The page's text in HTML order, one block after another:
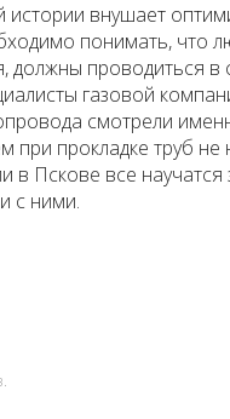
истории внушает
понимать, что
должны проводиться
газовой
смотрели
при прокладке труб не
в Пскове все
с ними.